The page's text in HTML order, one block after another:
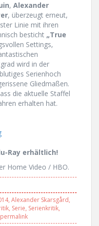
, Alexander
, überzeugt erneut,
Linie mit ihren
besticht „True
Settings,
wird in der
Serienhoch
Gliedmaßen.
die aktuelle Staffel
erhalten hat.
Ray erhältlich!
Home Video / HBO.
, Alexander Skarsgård,
, Serie, Serienkritik,
permalink